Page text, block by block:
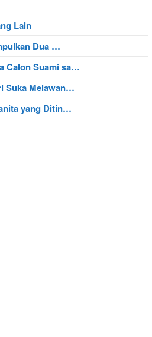
Lain
Dua …
Calon Suami sa…
Suka Melawan…
yang Ditin…